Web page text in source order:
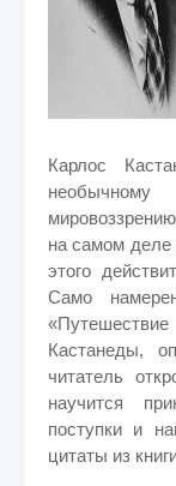
Карлос
на самом деле
этого
Само
Кастанеды,
читатель
научится
поступки и
цитаты из